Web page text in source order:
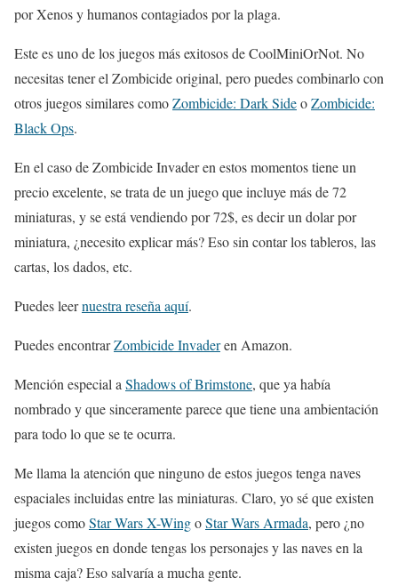
por Xenos y humanos contagiados por la plaga.
Este es uno de los juegos más exitosos de CoolMiniOrNot. No
necesitas tener el Zombicide original, pero puedes combinarlo con
otros juegos similares comoZombicide: Dark SideoZombicide:
Black Ops.
En el caso de Zombicide Invader en estos momentos tiene un
precio excelente, se trata de un juego que incluye más de 72
miniaturas, y se está vendiendo por 72$, es decir un dolar por
miniatura, ¿necesito explicar más? Eso sin contar los tableros, las
cartas, los dados, etc.
Puedes leernuestra reseña aquí.
Puedes encontrarZombicide Invaderen Amazon.
Mención especial a Shadows of Brimstone, que ya había
nombrado y que sinceramente parece que tiene una ambientación
para todo lo que se te ocurra.
Me llama la atención que ninguno de estos juegos tenga naves
espaciales incluidas entre las miniaturas. Claro, yo sé que existen
juegos comoStar Wars X-WingoStar Wars Armada, pero ¿no
existen juegos en donde tengas los personajes y las naves en la
misma caja? Eso salvaría a mucha gente.